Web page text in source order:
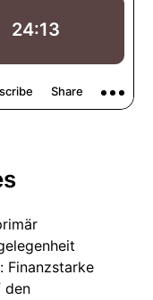
Finanzstarke
den